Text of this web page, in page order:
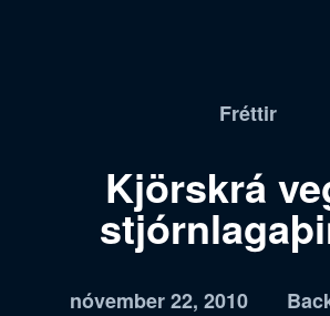
Fréttir
Kjörskrá
nóvember 22, 2010